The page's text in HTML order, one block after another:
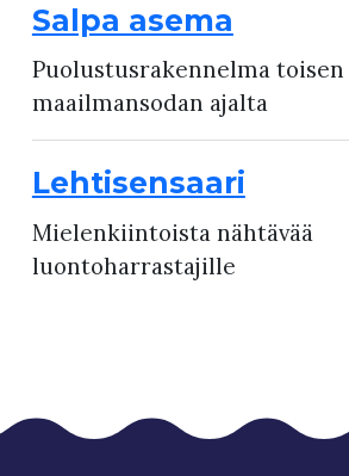
Salpa asema
Puolustusrakennelma toisen
maailmansodan ajalta
Lehtisensaari
Mielenkiintoista nähtävää
luontoharrastajille